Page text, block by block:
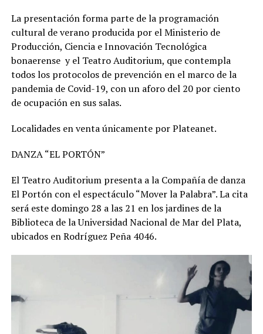
La presentación forma parte de la programación
cultural de verano producida por el Ministerio de
Producción, Ciencia e Innovación Tecnológica
bonaerense y el Teatro Auditorium, que contempla
todos los protocolos de prevención en el marco de la
pandemia de Covid-19, con un aforo del 20 por ciento
de ocupación en sus salas.
Localidades en venta únicamente por Plateanet.
DANZA “EL PORTÓN”
El Teatro Auditorium presenta a la Compañía de danza
El Portón con el espectáculo “Mover la Palabra”. La cita
será este domingo 28 a las 21 en los jardines de la
Biblioteca de la Universidad Nacional de Mar del Plata,
ubicados en Rodríguez Peña 4046.